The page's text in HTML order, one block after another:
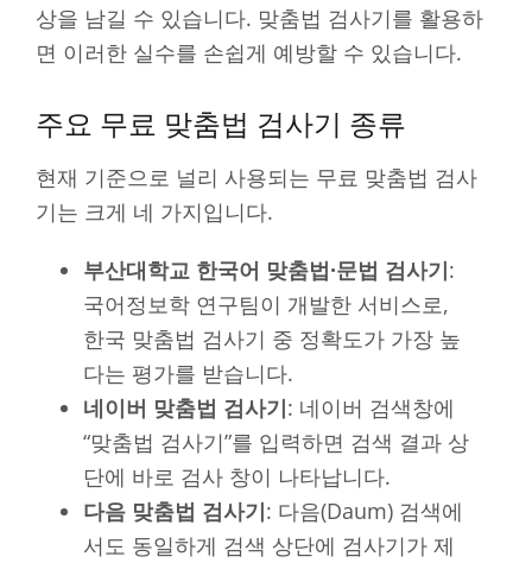
상을 남길 수 있습니다. 맞춤법 검사기를 활용하
면 이러한 실수를 손쉽게 예방할 수 있습니다.
주요 무료 맞춤법 검사기 종류
현재 기준으로 널리 사용되는 무료 맞춤법 검사
기는 크게 네 가지입니다.
부산대학교 한국어 맞춤법·문법 검사기:
국어정보학 연구팀이 개발한 서비스로,
한국 맞춤법 검사기 중 정확도가 가장 높
다는 평가를 받습니다.
네이버 맞춤법 검사기: 네이버 검색창에
“맞춤법 검사기”를 입력하면 검색 결과 상
단에 바로 검사 창이 나타납니다.
다음 맞춤법 검사기: 다음(Daum) 검색에
서도 동일하게 검색 상단에 검사기가 제